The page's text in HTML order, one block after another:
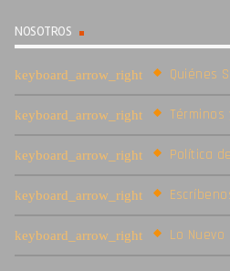
NOSOTROS
Quiénes
Términos
Política
Lo Nuevo